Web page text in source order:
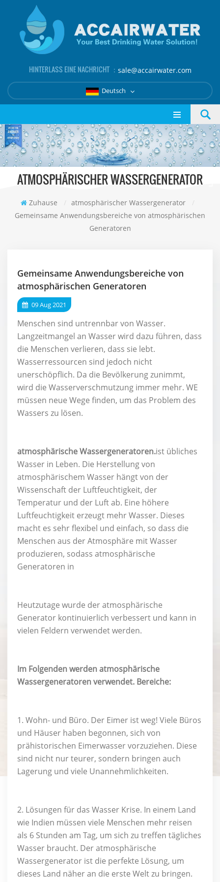
HINTERLASS EINE NACHRICHT ： sale@accairwater.com
Deutsch
ATMOSPHÄRISCHER WASSERGENERATOR
Zuhause / atmosphärischer Wassergenerator
/
Gemeinsame Anwendungsbereiche von atmosphärischen
Generatoren
Gemeinsame Anwendungsbereiche von
atmosphärischen Generatoren
09 Aug 2021
Menschen sind untrennbar von Wasser.
Langzeitmangel an Wasser wird dazu führen, dass
die Menschen verlieren, dass sie lebt.
Wasserressourcen sind jedoch nicht
unerschöpflich. Da die Bevölkerung zunimmt,
wird die Wasserverschmutzung immer mehr. WE
müssen neue Wege finden, um das Problem des
Wassers zu lösen.
atmosphärische Wassergeneratoren.ist übliches
Wasser in Leben. Die Herstellung von
atmosphärischem Wasser hängt von der
Wissenschaft der Luftfeuchtigkeit, der
Temperatur und der Luft ab. Eine höhere
Luftfeuchtigkeit erzeugt mehr Wasser. Dieses
macht es sehr flexibel und einfach, so dass die
Menschen aus der Atmosphäre mit Wasser
produzieren, sodass atmosphärische
Generatoren in
Heutzutage wurde der atmosphärische
Generator kontinuierlich verbessert und kann in
vielen Feldern verwendet werden.
Im Folgenden werden atmosphärische
Wassergeneratoren verwendet. Bereiche:
1. Wohn- und Büro. Der Eimer ist weg! Viele Büros
und Häuser haben begonnen, sich von
prähistorischen Eimerwasser vorzuziehen. Diese
sind nicht nur teurer, sondern bringen auch
Lagerung und viele Unannehmlichkeiten.
2. Lösungen für das Wasser Krise. In einem Land
wie Indien müssen viele Menschen mehr reisen
als 6 Stunden am Tag, um sich zu treffen tägliches
Wasser braucht. Der atmosphärische
Wassergenerator ist die perfekte Lösung, um
dieses Land näher an die erste Welt zu bringen.